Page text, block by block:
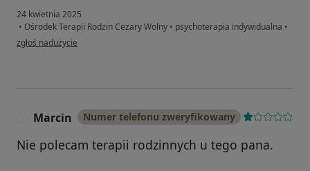
24 kwietnia 2025
• Ośrodek Terapii Rodzin Cezary Wolny • psychoterapia indywidualna •
w opinii użytkownika Michalina
zgłoś nadużycie
Marcin Numer telefonu zweryfikowany
Nie polecam terapii rodzinnych u tego pana.